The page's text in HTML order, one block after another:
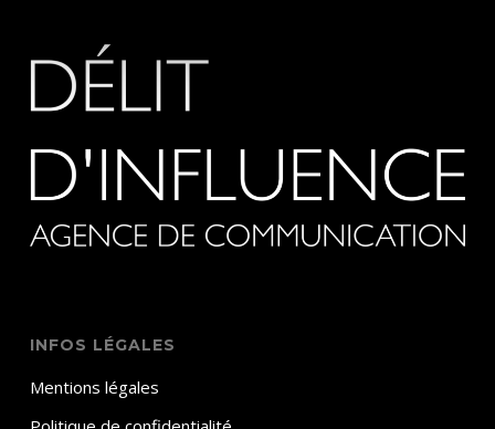
INFOS LÉGALES
Mentions légales